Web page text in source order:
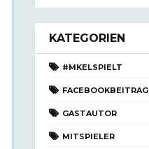
KATEGORIEN
#MKELSPIELT
FACEBOOKBEITRAG
GASTAUTOR
MITSPIELER